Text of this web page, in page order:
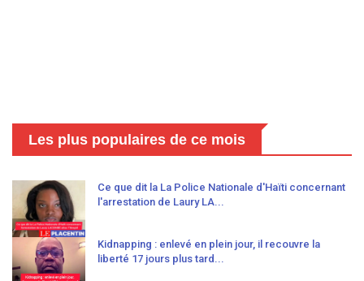
Les plus populaires de ce mois
Ce que dit la La Police Nationale d'Haïti concernant
l'arrestation de Laury LA...
Kidnapping : enlevé en plein jour, il recouvre la
liberté 17 jours plus tard...